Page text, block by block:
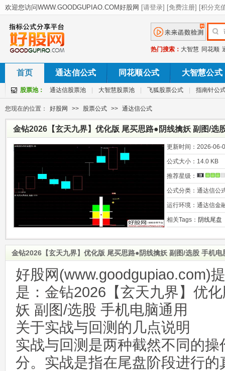
热门搜索： 大智慧 同花顺
首页 通达信公式 同花顺公式 大智慧公式
股票池： 通达信股票池 大智慧股票池 飞狐股票公式 指南针公
您现在的位置： 好股网 >> 股票公式 >> 通达信公式
金钻2026【玄天九界】优化版 尾买思路●阴线擒妖 副图/选
更新时间： 2026-06-
公式大小： 14.0 KB
推荐星级：
公式分类： 通达信公
运行环境： 通达信金
相关Tags： 阴线尾盘
金钻2026【玄天九界】优化版 尾买思路●阴线擒妖 副图/选股 手机电
好股网(www.goodgupiao.com)
是：金钻2026【玄天九界】优
妖 副图/选股 手机电脑通用
关于实战与回测的几点说明
实战与回测是两种截然不同的
分。实战是指在尾盘阶段进行